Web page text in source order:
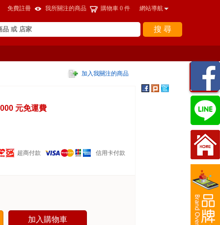
瀏覽
紀錄
免費註冊 我所關注的商品 購物車 0 件 網站導航
搜 尋
加入我關注的商品
元免運費
超商付款 信用卡付款